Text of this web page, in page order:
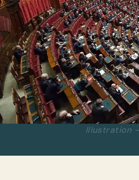
Illustration